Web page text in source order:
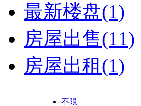
最新楼盘(1)
房屋出售(11)
房屋出租(1)
不限